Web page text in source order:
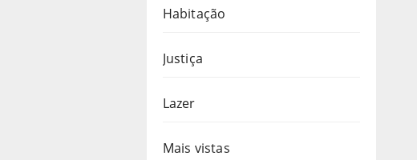
Habitação
Justiça
Lazer
Mais vistas